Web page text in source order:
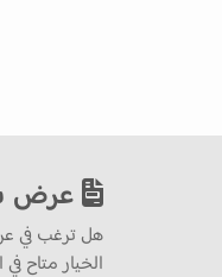
عرض
هل ترغب في
الخيار متاح